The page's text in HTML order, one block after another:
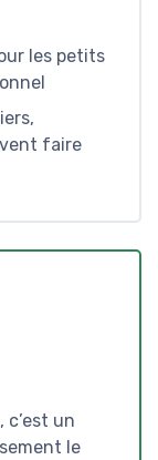
les petits
faire
c’est un
le